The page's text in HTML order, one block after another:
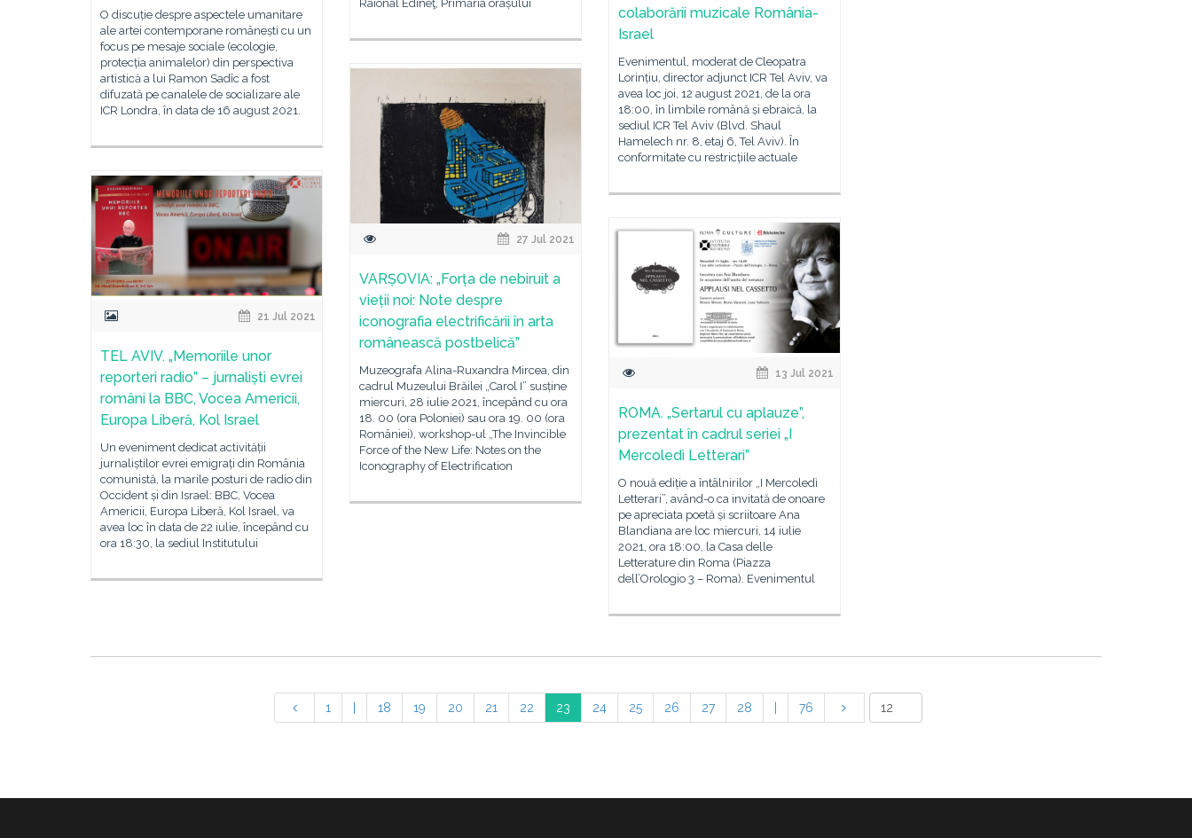
Raional Edineţ, Primăria orașului
O discuție despre aspectele umanitare
ale artei contemporane românești cu un
focus pe mesaje sociale (ecologie,
protecția animalelor) din perspectiva
artistică a lui Ramon Sadîc a fost
difuzată pe canalele de socializare ale
ICR Londra, în data de 16 august 2021.
colaborării muzicale România-
Israel
Evenimentul, moderat de Cleopatra
Lorințiu, director adjunct ICR Tel Aviv, va
avea loc joi, 12 august 2021, de la ora
18:00, în limbile română și ebraică, la
sediul ICR Tel Aviv (Blvd. Shaul
Hamelech nr. 8, etaj 6, Tel Aviv). În
conformitate cu restricțiile actuale
27 Jul 2021
VARȘOVIA: „Forța de nebiruit a
vieții noi: Note despre
iconografia electrificării în arta
românească postbelică”
Muzeografa Alina-Ruxandra Mircea, din
cadrul Muzeului Brăilei „Carol I” susține
miercuri, 28 iulie 2021, începând cu ora
18. 00 (ora Poloniei) sau ora 19. 00 (ora
României), workshop-ul „The Invincible
Force of the New Life: Notes on the
Iconography of Electrification
21 Jul 2021
TEL AVIV. „Memoriile unor
reporteri radio” – jurnaliști evrei
români la BBC, Vocea Americii,
Europa Liberă, Kol Israel
Un eveniment dedicat activității
jurnaliștilor evrei emigrați din România
comunistă, la marile posturi de radio din
Occident și din Israel: BBC, Vocea
Americii, Europa Liberă, Kol Israel, va
avea loc în data de 22 iulie, începând cu
ora 18:30, la sediul Institutului
13 Jul 2021
ROMA. „Sertarul cu aplauze”,
prezentat în cadrul seriei „I
Mercoledì Letterari”
O nouă ediție a întâlnirilor „I Mercoledì
Letterari”, având-o ca invitată de onoare
pe apreciata poetă și scriitoare Ana
Blandiana are loc miercuri, 14 iulie
2021, ora 18:00, la Casa delle
Letterature din Roma (Piazza
dell’Orologio 3 – Roma). Evenimentul
1 18 19 20 21 22 23 24 25 26 27 28 76